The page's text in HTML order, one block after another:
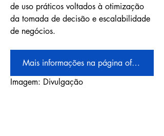
de uso práticos voltados à otimização
da tomada de decisão e escalabilidade
de negócios.
Mais informações na página oficial do evento
Imagem: Divulgação